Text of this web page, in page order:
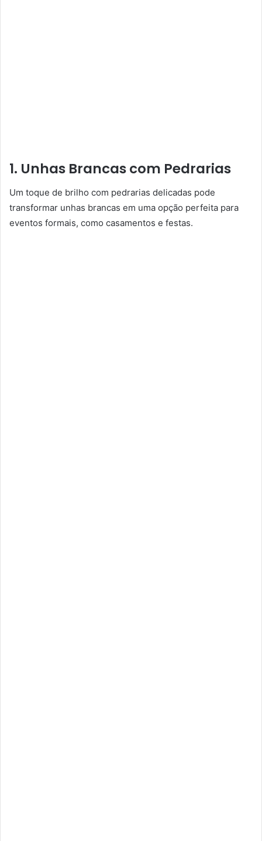
1. Unhas Brancas com Pedrarias
Um toque de brilho com pedrarias delicadas pode
transformar unhas brancas em uma opção perfeita para
eventos formais, como casamentos e festas.